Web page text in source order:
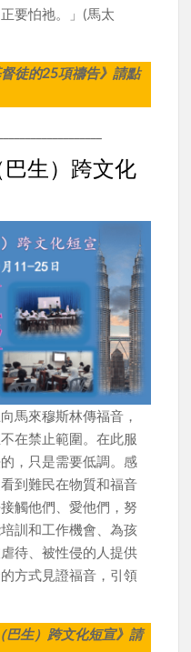
要怕祂。」(馬太
徒的25項禱告》請點
生）跨文化
馬來穆斯林傳福音，
在禁止範圍。在此服
，只是需要低調。感
到難民在物質和福音
觸他們、愛他們，努
訓和工作機會、為孩
待、被性侵的人提供
方式見證福音，引領
巴生）跨文化短宣》請